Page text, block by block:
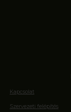
Kapcsolat
Szervezeti felépítés